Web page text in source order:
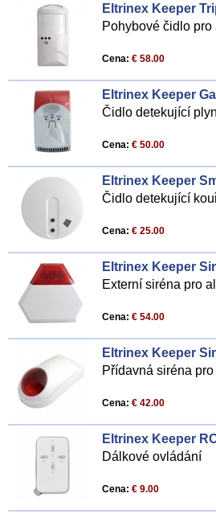
Eltrinex Keeper
Pohybové čidlo
Cena: € 58.00
Eltrinex Keeper
Čidlo detekující
Cena: € 50.00
Eltrinex Keeper
Čidlo detekující
Cena: € 25.00
Eltrinex Keeper
Externí siréna pro
Cena: € 54.00
Eltrinex Keeper
Přídavná siréna
Cena: € 42.00
Eltrinex Keeper
Dálkové ovládání
Cena: € 9.00